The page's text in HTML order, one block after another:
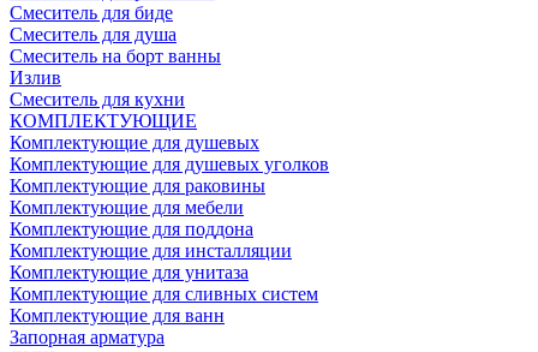
Смеситель для биде
Смеситель для душа
Смеситель на борт ванны
Излив
Смеситель для кухни
КОМПЛЕКТУЮЩИЕ
Комплектующие для душевых
Комплектующие для душевых уголков
Комплектующие для раковины
Комплектующие для мебели
Комплектующие для поддона
Комплектующие для инсталляции
Комплектующие для унитаза
Комплектующие для сливных систем
Комплектующие для ванн
Запорная арматура